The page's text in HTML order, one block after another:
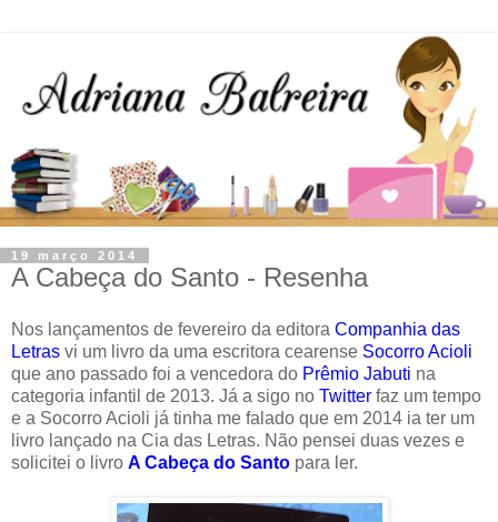
19 março 2014
A Cabeça do Santo - Resenha
Nos lançamentos de fevereiro da editora Companhia das
Letras vi um livro da uma escritora cearense Socorro Acioli
que ano passado foi a vencedora do Prêmio Jabuti na
categoria infantil de 2013. Já a sigo no Twitter faz um tempo
e a Socorro Acioli já tinha me falado que em 2014 ia ter um
livro lançado na Cia das Letras. Não pensei duas vezes e
solicitei o livro A Cabeça do Santo para ler.